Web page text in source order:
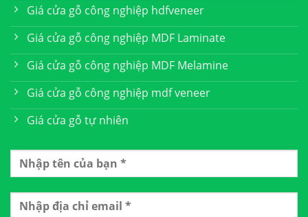
Giá cửa gỗ công nghiệp hdfveneer
Giá cửa gỗ công nghiệp MDF Laminate
Giá cửa gỗ công nghiệp MDF Melamine
Giá cửa gỗ công nghiệp mdf veneer
Giá cửa gỗ tự nhiên